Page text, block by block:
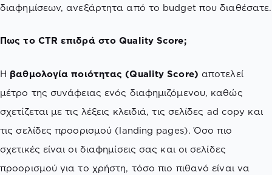
διαφημίσεων, ανεξάρτητα από το budget που διαθέσατε.
Πως το CTR επιδρά στο Quality Score;
Η βαθμολογία ποιότητας (Quality Score) αποτελεί
μέτρο της συνάφειας ενός διαφημιζόμενου, καθώς
σχετίζεται με τις λέξεις κλειδιά, τις σελίδες ad copy και
τις σελίδες προορισμού (landing pages). Όσο πιο
σχετικές είναι οι διαφημίσεις σας και οι σελίδες
προορισμού για το χρήστη, τόσο πιο πιθανό είναι να